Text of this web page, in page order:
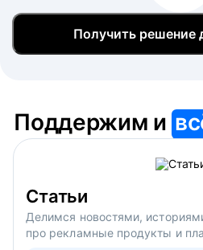
Получить решение
Поддержим и
Статьи
Делимся новостями,
про рекламные продукты и